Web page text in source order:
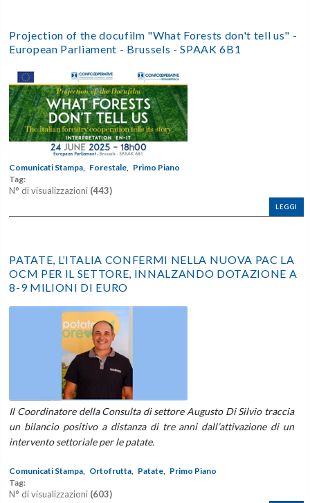
Projection of the docufilm "What Forests don't tell us" -
European Parliament - Brussels - SPAAK 6B1
Comunicati Stampa, Forestale,
Primo Piano
Tag:
N° di visualizzazioni (443)
LEGGI
PATATE, L’ITALIA CONFERMI NELLA NUOVA PAC LA
OCM PER IL SETTORE, INNALZANDO DOTAZIONE A
8-9 MILIONI DI EURO
Il Coordinatore della Consulta di settore Augusto Di Silvio traccia
un bilancio positivo a distanza di tre anni dall’attivazione di un
intervento settoriale per le patate.
Comunicati Stampa, Ortofrutta, Patate, Primo Piano
Tag:
N° di visualizzazioni (603)